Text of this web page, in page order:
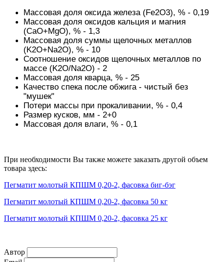
Массовая доля оксида железа (Fе2О3), % - 0,19
Массовая доля оксидов кальция и магния
(CaO+MgO), % - 1,3
Массовая доля суммы щелочных металлов
(K2O+Na2O), % - 10
Соотношение оксидов щелочных металлов по
массе (K2O/Na2O) - 2
Массовая доля кварца, % - 25
Качество спека после обжига - чистый без
"мушек"
Потери массы при прокаливании, % - 0,4
Размер кусков, мм - 2+0
Массовая доля влаги, % - 0,1
При необходимости Вы также можете заказать другой объем
товара здесь:
Пегматит молотый КПШМ 0,20-2, фасовка биг-бэг
Пегматит молотый КПШМ 0,20-2, фасовка 50 кг
Пегматит молотый КПШМ 0,20-2, фасовка 25 кг
Автор